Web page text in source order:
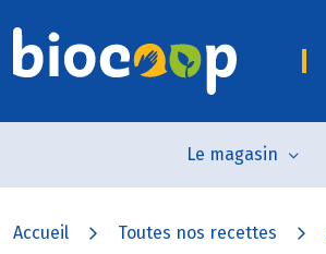
Le magasin
Accueil Toutes nos recettes